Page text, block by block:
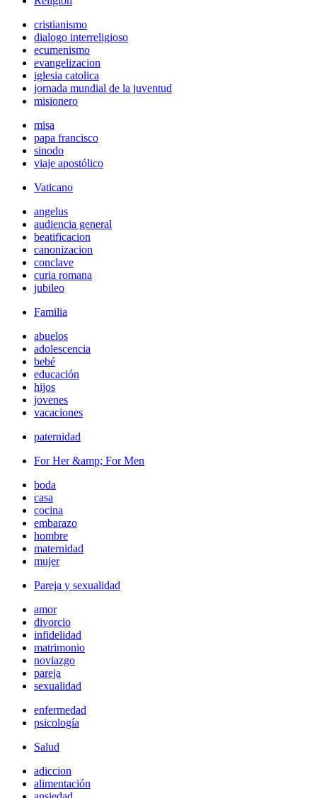
cristianismo
dialogo interreligioso
ecumenismo
evangelizacion
iglesia catolica
jornada mundial de la juventud
misionero
misa
papa francisco
sinodo
viaje apostólico
Vaticano
angelus
audiencia general
beatificacion
canonizacion
conclave
curia romana
jubileo
Familia
abuelos
adolescencia
bebé
educación
hijos
jovenes
vacaciones
paternidad
For Her &amp; For Men
boda
casa
cocina
embarazo
hombre
maternidad
mujer
Pareja y sexualidad
amor
divorcio
infidelidad
matrimonio
noviazgo
pareja
sexualidad
enfermedad
psicología
Salud
adiccion
alimentación